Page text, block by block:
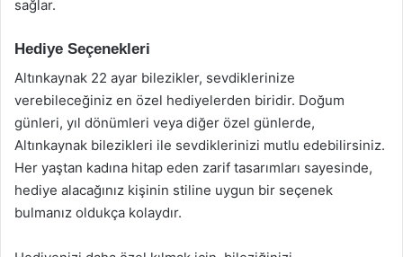
sağlar.
Hediye Seçenekleri
Altınkaynak 22 ayar bilezikler, sevdiklerinize
verebileceğiniz en özel hediyelerden biridir. Doğum
günleri, yıl dönümleri veya diğer özel günlerde,
Altınkaynak bilezikleri ile sevdiklerinizi mutlu edebilirsiniz.
Her yaştan kadına hitap eden zarif tasarımları sayesinde,
hediye alacağınız kişinin stiline uygun bir seçenek
bulmanız oldukça kolaydır.